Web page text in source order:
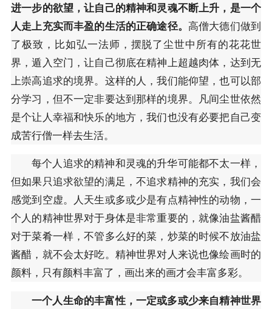
进一步的欲望，让自己的精神和灵魂不断上升，是一个
人走上充实而丰盈的生活的正确途径。 高僧大德们做到
了极致，比如弘一法师，摆脱了尘世中所有的花花世
界，遁入空门，让自己彻底在精神上超越肉体，达到无
上崇高追求的境界。这样的人，我们能仰望，也可以部
分学习，但不一定非要达到那样的境界。凡间尘世依然
是个让人幸福和快乐的地方，我们也没有必要把自己变
成苦行僧一样去生活。
每个人追求的精神和灵魂的升华可能都不太一样，
但如果只追求欲望的满足，不追求精神的充实，我们会
感觉到空虚。人天生或多或少是有点精神性的动物，一
个人的精神世界对于身体是非常重要的，就像油盐酱醋
对于菜肴一样，不管多么好的菜，炒菜的时候不放油盐
酱醋，就不会太好吃。精神世界对人来说也像绘画时的
颜料，只有颜料丰富了，画出来的画才会丰富多彩。
一个人生命的丰富性，一定或多或少来自精神世界